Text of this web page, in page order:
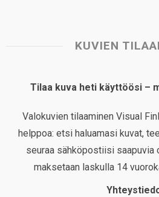
KUVIEN
Tilaa kuva heti käyttöösi –
Valokuvien tilaaminen Visual
helppoa: etsi haluamasi kuvat,
seuraa sähköpostiisi saapuvia
maksetaan laskulla 14